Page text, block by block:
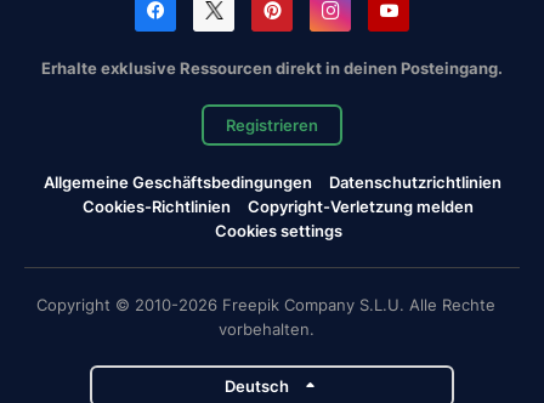
Erhalte exklusive Ressourcen direkt in deinen Posteingang.
Registrieren
Allgemeine Geschäftsbedingungen
Datenschutzrichtlinien
Cookies-Richtlinien
Copyright-Verletzung melden
Cookies settings
Copyright © 2010-2026 Freepik Company S.L.U. Alle Rechte
vorbehalten.
Deutsch